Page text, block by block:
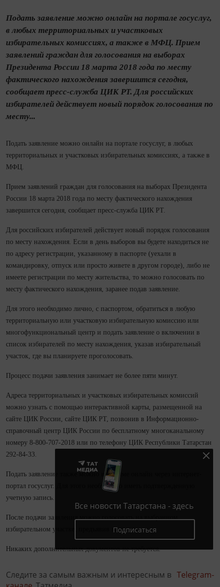
Подать заявление можно онлайн на портале госуслуг,
в любых территориальных и участковых
избирательных комиссиях, а также в МФЦ. Прием
заявлений граждан для голосования на выборах
Президента России 18 марта 2018 года по месту
фактического нахождения завершится сегодня,
сообщает пресс-служба ЦИК РТ. Для российских
избирателей действует новый порядок голосования по
месту...
Подать заявление можно онлайн на портале госуслуг, в любых
территориальных и участковых избирательных комиссиях, а также в
МФЦ.
Прием заявлений граждан для голосования на выборах Президента
России 18 марта 2018 года по месту фактического нахождения
завершится сегодня, сообщает пресс-служба ЦИК РТ.
Для российских избирателей действует новый порядок голосования
по месту нахождения. Если в день выборов вы будете находиться не
по адресу регистрации, указанному в паспорте (уехали в
командировку, отпуск или просто живете в другом городе), либо не
имеете регистрации по месту жительства, то можно голосовать по
месту фактического нахождения, заранее подав заявление.
Для этого необходимо лично, с паспортом, обратиться в любую
территориальную или участковую избирательную комиссию или
многофункциональный центр и подать заявление о включении в
список избирателей по месту нахождения, указав избирательный
участок, где вы планируете проголосовать.
Процесс подачи заявления занимает не более пяти минут.
Адреса территориальных и участковых избирательных комиссий
можно узнать с помощью интерактивной карты, размещенной на
сайте ЦИК России, сайте ЦИК РТ, позвонив в Информационно-
справочный центр ЦИК России по бесплатному многоканальному
номеру 8-800-707-2018 или по телефону ЦИК Республики Татарстан
292-84-33.
Подать заявление также можно в режиме онлайн через интернет-
портал госуслуг. Для этого необходимо иметь подтвержденную
учетную запись.
После подачи заявления можно голосовать на выбранном
избирательном участке, предъявив паспорт.
Никаких дополнительных документов не требуется.
Следите за самым важным и интересным в Telegram-
Все новости Татарстана - здесь
Подписаться